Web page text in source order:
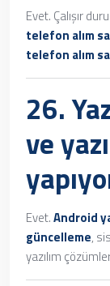
Evet. Çalışır
telefon alım
telefon alım
26.
ve
Evet.Android
güncelleme,
yazılım